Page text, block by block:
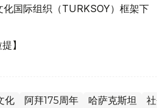
化国际组织（TURKSOY）框架下
】
化 阿拜175周年 哈萨克斯坦 社会